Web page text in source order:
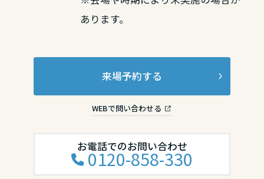
あります。
来場予約する
WEBで問い合わせる
お電話でのお問い合わせ
0120-858-330